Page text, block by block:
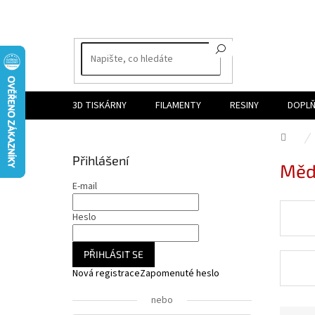
3D TISKÁRNY FILAMENTY RESINY
Domů
Přihlášení
E-mail
Heslo
PŘIHLÁSIT SE
Nová registraceZapomenuté heslo
nebo